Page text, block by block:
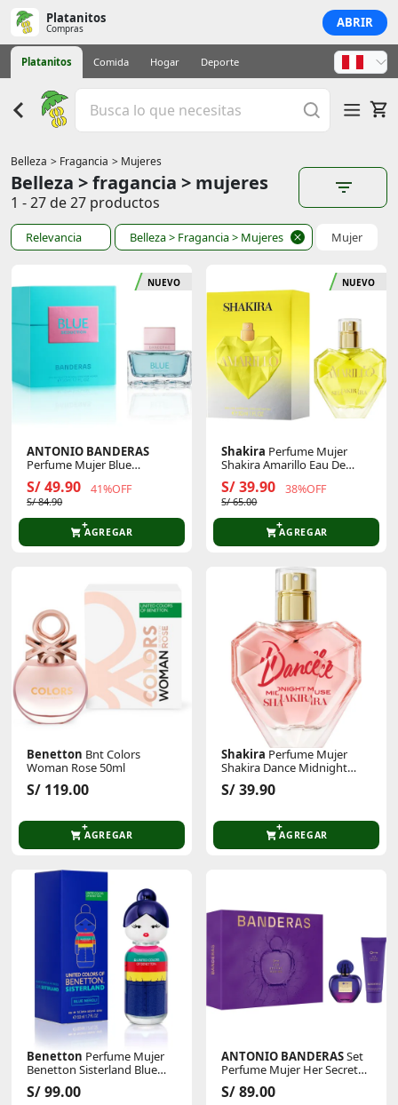
Platanitos
Compras ABRIR
Platanitos Comida Hogar Deporte
Belleza > Fragancia > Mujeres
Belleza > fragancia > mujeres
1 - 27 de 27 productos
Relevancia Belleza> Fragancia> Mujeres Mujer
NUEVO
ANTONIO BANDERAS
Perfume Mujer Blue
Seduction For Women Eau
De Toilette 50 Ml
S/ 49.90 41%OFF
S/ 84.90
AGREGAR
NUEVO
Shakira Perfume Mujer
Shakira Amarillo Eau De
Parfum 30ml
S/ 39.90 38%OFF
S/ 65.00
AGREGAR
Benetton Bnt Colors
Woman Rose 50ml
S/ 119.00
AGREGAR
Shakira Perfume Mujer
Shakira Dance Midnight
S/ 39.90
AGREGAR
Benetton Perfume Mujer
Benetton Sisterland Blue
Neroli 50ml
S/ 99.00
ANTONIO BANDERASSet
Perfume Mujer Her Secret
Desire Eau De Toilette 50 Ml
+ Hydrating Body Lotion 75
S/ 89.00